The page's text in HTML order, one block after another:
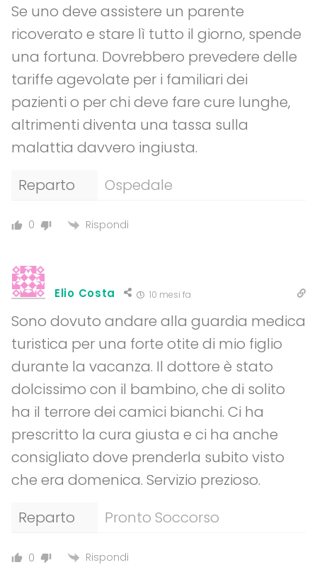
Se uno deve assistere un parente
ricoverato e stare lì tutto il giorno, spende
una fortuna. Dovrebbero prevedere delle
tariffe agevolate per i familiari dei
pazienti o per chi deve fare cure lunghe,
altrimenti diventa una tassa sulla
malattia davvero ingiusta.
Reparto
Ospedale
0 Rispondi
Elio Costa 10 mesi fa
Sono dovuto andare alla guardia medica
turistica per una forte otite di mio figlio
durante la vacanza. Il dottore è stato
dolcissimo con il bambino, che di solito
ha il terrore dei camici bianchi. Ci ha
prescritto la cura giusta e ci ha anche
consigliato dove prenderla subito visto
che era domenica. Servizio prezioso.
Reparto
Pronto Soccorso
0 Rispondi